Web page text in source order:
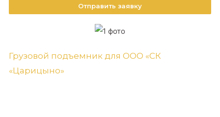
Отправить заявку
Грузовой подъемник для ООО «СК
«Царицыно»